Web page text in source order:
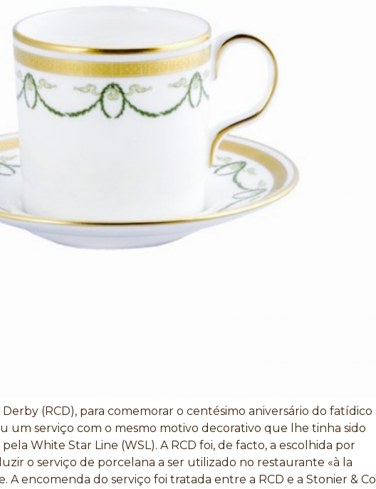
Derby (RCD), para comemorar o centésimo aniversário do fatídico
um serviço com o mesmo motivo decorativo que lhe tinha sido
pela White Star Line (WSL). A RCD foi, de facto, a escolhida por
o serviço de porcelana a ser utilizado no restaurante «à la
A encomenda do serviço foi tratada entre a RCD e a Stonier & Co